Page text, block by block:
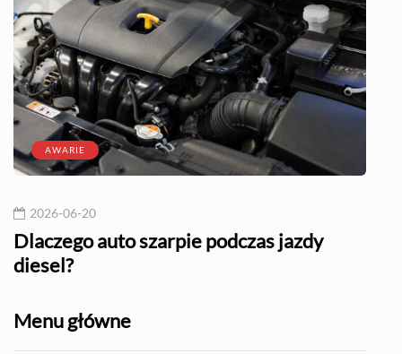
AWARIE
2026-06-20
Dlaczego auto szarpie podczas jazdy
diesel?
Menu główne